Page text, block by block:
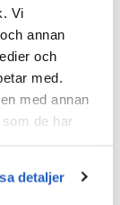
Vi
annan
och
med.
med annan
de har
detaljer
källor för
att gå